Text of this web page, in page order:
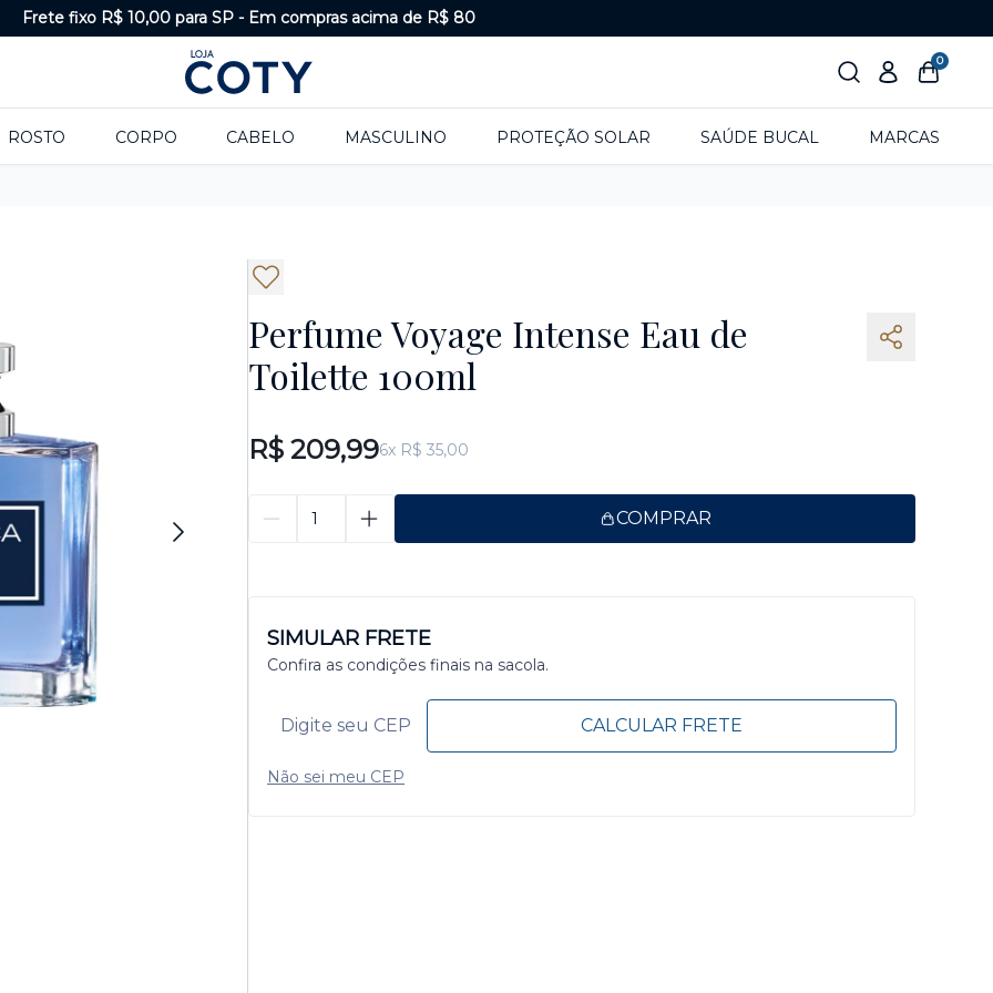
Frete fixo R$ 10,00 para SP - Em compras acima de R$ 80
0
ROSTO CORPO CABELO MASCULINO PROTEÇÃO SOLAR SAÚDE BUCAL MARCAS
Perfume Voyage Intense Eau de
Toilette 100ml
R$ 209,996x R$ 35,00
COMPRAR
SIMULAR FRETE
Confira as condições finais na sacola.
CALCULAR FRETE
Não sei meu CEP